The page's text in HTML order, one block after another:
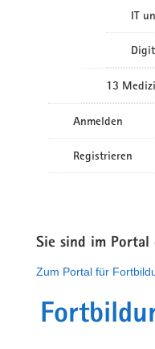
IT
13
Anmelden
Registrieren
Sie sind im Portal
Zum Portal für